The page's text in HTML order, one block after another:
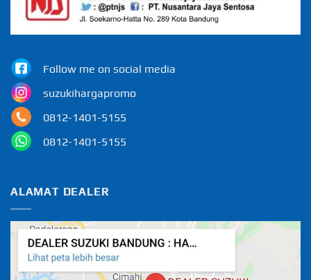
Follow me on social media
suzukihargapromo
0812-1401-5155
0812-1401-5155
ALAMAT DEALER